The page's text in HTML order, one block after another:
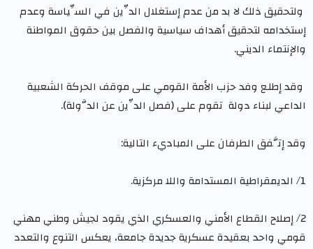
ولتحقيق ذلك لا بد من عدم إستغلال الدِّين في السِّياسة وعدم
إستخدامه لتحقيق أهداف سياسية والفصل بين حقوق المواطنة
والإنتماء الديني.
وقد إطلع وفد حزب الأمة القومي على موقف الحركة الشعبية
الداعي لبناء دولة تقوم على (فصل الدِّين عن الدَّولة).
وقد إتَّفق الطرفان على المباديء التالية:
1/ الديمقراطية المستدامة واللا مركزية.
2/ إصلاح القطاع الأمني والعسكري الذي يقود لجيش وطني مهني
قومي واحد بعقيدة عسكرية جديدة جامعة، يعكس التنوع والتعدد